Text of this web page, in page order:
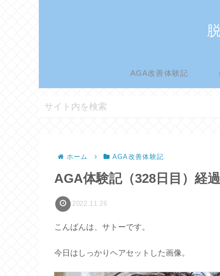
AGA改善体験記
ホーム AGA改善体験記
AGA体験記（328日目）経
2022.11.26
こんばんは、サトーです。
今日はしっかりヘアセットした画像。